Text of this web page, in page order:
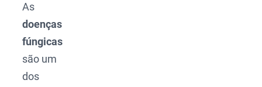
As
doenças
fúngicas
são um
dos